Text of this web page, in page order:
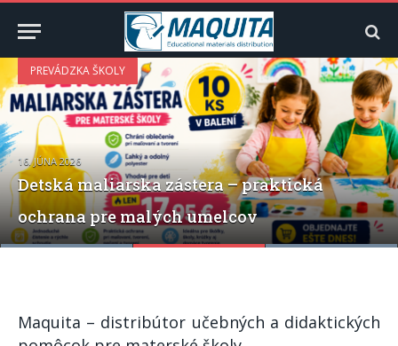
Predpredaj 2026-2027 – pracovné zošity pre
materské školy
PREVÁDZKA ŠKOLY
16. JÚNA 2026
Detská maliarska zástera – praktická
ochrana pre malých umelcov
Pravidlá triedy v materskej škole s deťmi
Maquita – distribútor učebných a didaktických